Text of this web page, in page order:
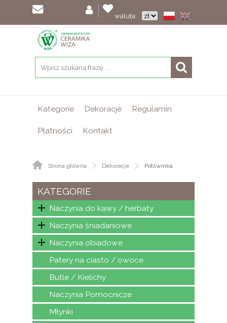
waluta:
Kategorie Dekoracje Regulamin
Płatności Kontakt
Strona główna Dekoracje Półświnka
KATEGORIE
Naczynia do kawy / herbaty
Naczynia śniadaniowe
Naczynia obiadowe
Patery na ciasto / owoce
Butle / Kielichy
Naczynia Pomocnicze
Młynki